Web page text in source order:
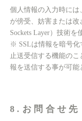
個人情報の入力時に
が傍受、妨害または改
Sockets Layer）技術を
※ SSLは情報を暗号化
止送受信する機能の
報を送信する事が可能
8.お問合せ先